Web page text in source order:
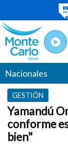
Nacionales
GESTIÓN
Yamandú
conforme
bien"